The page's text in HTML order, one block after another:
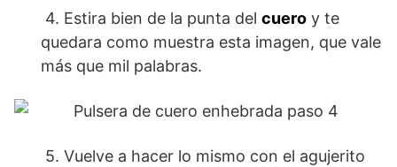
4. Estira bien de la punta del cuero y te
quedara como muestra esta imagen, que vale
más que mil palabras.
5. Vuelve a hacer lo mismo con el agujerito